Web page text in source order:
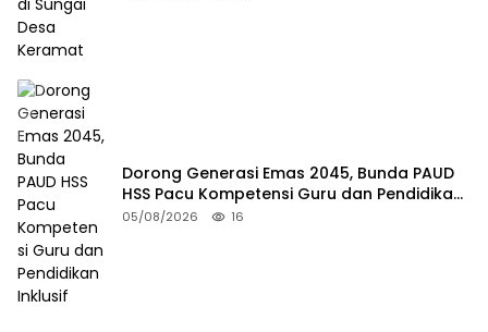
Dorong Generasi Emas 2045, Bunda PAUD
HSS Pacu Kompetensi Guru dan Pendidikan
Inklusif
05/08/2026 16